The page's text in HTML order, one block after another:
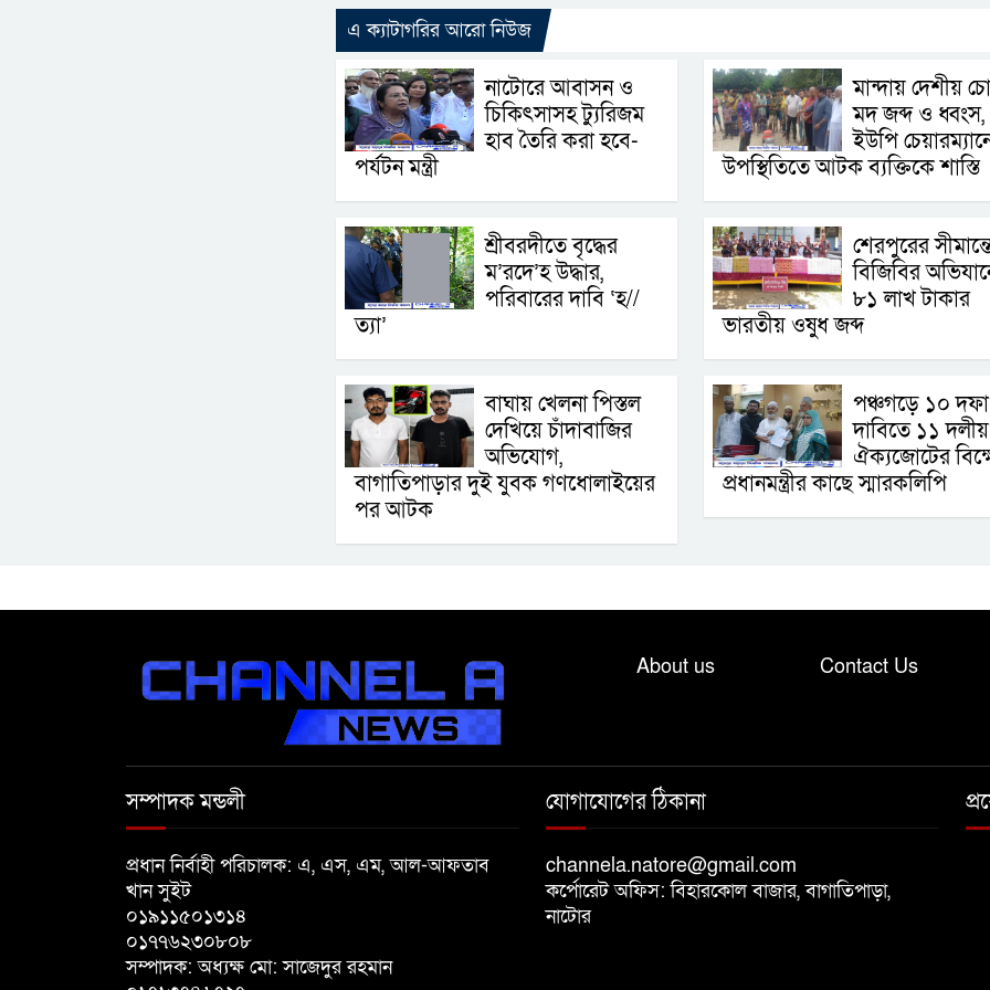
এ ক্যাটাগরির আরো নিউজ
নাটোরে আবাসন ও
চিকিৎসাসহ ট্যুরিজম
হাব তৈরি করা হবে-
পর্যটন মন্ত্রী
মান্দায় দেশীয়
মদ জব্দ ও ধ্বংস,
ইউপি
উপস্থিতিতে আটক ব্যক্তিকে শাস্তি
শ্রীবরদীতে বৃদ্ধের
ম’রদে’হ উদ্ধার,
পরিবারের দাবি ‘হ//
ত্যা’
শেরপুরের
বিজিবির
৮১ লাখ টাকার
ভারতীয় ওষুধ জব্দ
বাঘায় খেলনা পিস্তল
দেখিয়ে চাঁদাবাজির
অভিযোগ,
বাগাতিপাড়ার দুই যুবক গণধোলাইয়ের
পর আটক
পঞ্চগড়ে ১০ দফা
দাবিতে ১১ দলীয়
ঐক্যজোটের
প্রধানমন্ত্রীর কাছে স্মারকলিপি
About us Contact Us
সম্পাদক মন্ডলী
প্রধান নির্বাহী পরিচালক: এ, এস, এম, আল-আফতাব
খান সুইট
০১৯১১৫০১৩১৪
০১৭৭৬২৩০৮০৮
সম্পাদক: অধ্যক্ষ মো: সাজেদুর রহমান
যোগাযোগের ঠিকানা
channela.natore@gmail.com
কর্পোরেট অফিস: বিহারকোল বাজার, বাগাতিপাড়া,
নাটোর